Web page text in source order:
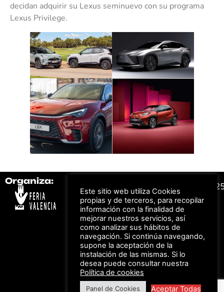
decidan adquirir su Lexus seminuevo con su programa
Lexus Privilege.
Organiza:
Bonos descuento para
los viajes a ferias
organizadas por Feria
Valencia al obtener tu
entrada
Descuento en tarifas
de hotel durante
Aviso Legal –
de Privacidad
© Feria Valencia, todos
los derechos reservados
Este sitio web utiliza Cookies
propias y de terceros, para recopilar
información con la finalidad de
mejorar nuestros servicios, así
como analizar sus hábitos de
navegación. Si continúa navegando,
supone la aceptación de la
instalación de las mismas. Si lo
desea puede consultar nuestra
Política de cookies
Panel de Cookies Aceptar Todas